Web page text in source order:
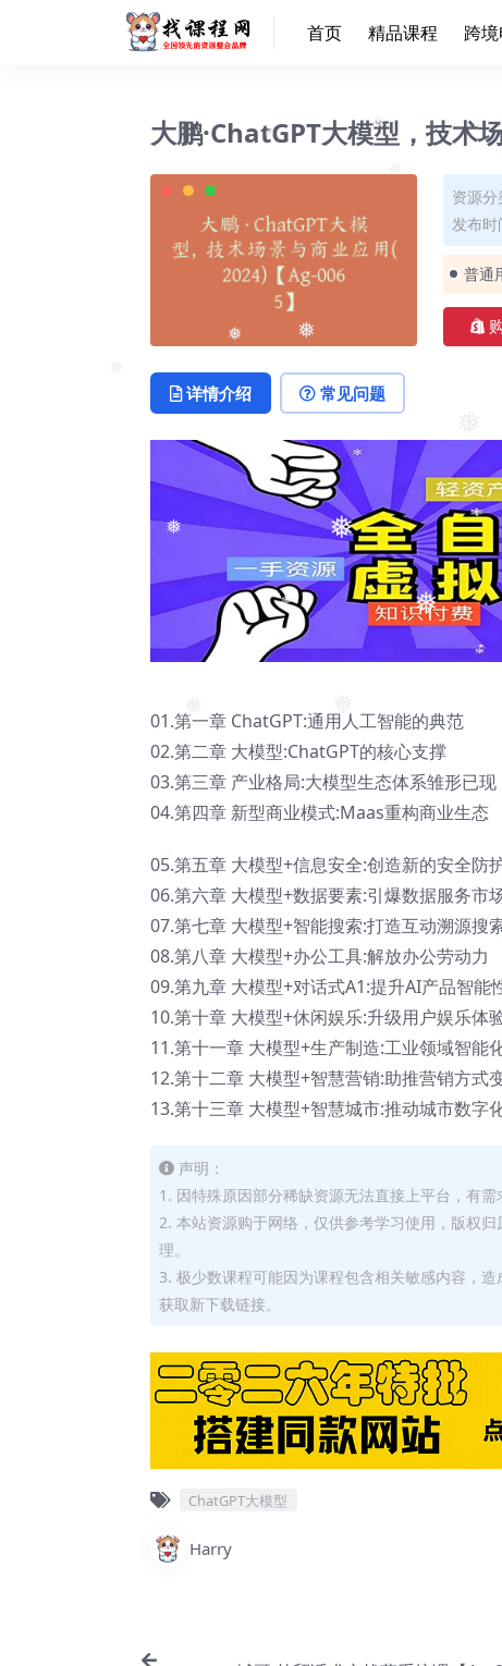
❅
❅
❅
❅
❅
❅
❅
❅
❅
首页 精品课程 跨
大鹏·ChatGPT大模型，技术
资源分
发布
普通
详情介绍 常见问题
01.第一章 ChatGPT:通用人工智能的典范
02.第二章 大模型:ChatGPT的核心支撑
03.第三章 产业格局:大模型生态体系雏形已现
04.第四章 新型商业模式:Maas重构商业生态
05.第五章 大模型+信息安全:创造新的安全防
06.第六章 大模型+数据要素:引爆数据服务市
07.第七章 大模型+智能搜索:打造互动溯源搜
08.第八章 大模型+办公工具:解放办公劳动力
09.第九章 大模型+对话式A1:提升AI产品智能
10.第十章 大模型+休闲娱乐:升级用户娱乐体
11.第十一章 大模型+生产制造:工业领域智能
12.第十二章 大模型+智慧营销:助推营销方式
13.第十三章 大模型+智慧城市:推动城市数字
声明：
1. 因特殊原因部分稀缺资源无法直接上平台，有需
2. 本站资源购于网络，仅供参考学习使用，版权
理。
3. 极少数课程可能因为课程包含相关敏感内容，
获取新下载链接。
ChatGPT大模型
Harry